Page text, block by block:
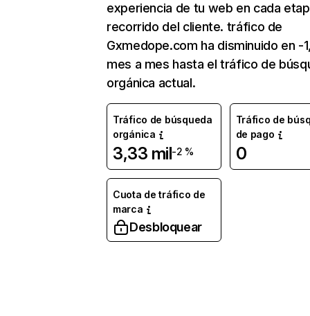
experiencia de tu web en cada
recorrido del cliente. tráfico de
Gxmedope.com ha disminuido en -
mes a mes hasta el tráfico de
orgánica actual.
Tráfico de búsqueda
orgánica
3,33 mil-2 %
Tráfico de
de pago
0
Cuota de tráfico de
marca
Desbloquear